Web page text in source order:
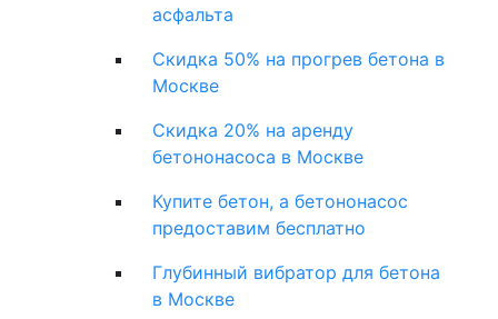
асфальта
Скидка 50% на прогрев бетона в
Москве
Скидка 20% на аренду
бетононасоса в Москве
Купите бетон, а бетононасос
предоставим бесплатно
Глубинный вибратор для бетона
в Москве